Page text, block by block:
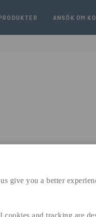
give you a better
cookies and tracking are
ANSÖK OM